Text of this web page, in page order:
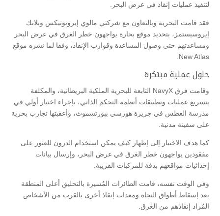
لتنفيذ عمليات إنقاذ في عرض البحر.
فقد قامت البحرية وبالتعاون مع شركتي مالوي إيرونوتيكس وبلانك
إيروسيستمز، بتحديد موقع بحارة يواجهون خطر الغرق في عرض البحر
ومساعدتهم حتى وصول المساعدة وقوارب الإنقاذ، وفقا لما نشره موقع
New Atlas.
حلول عملية مبتكرة
وقامت فرق NavyX التابعة للبحرية الملكية البريطانية، والمكلفة
بتسريع عمليات وتطبيقات أنظمة التحكم الذاتي، بإجراء اختبار أولي في
مدرسة الغطس في جزيرة هورسي ببورتسموث، وأعقبتها تجارب بحرية
على سفينة مدنية.
كما هدف الاختبار إلى إظهار كيف يمكن استخدام الدرون للعثور على
مفقودين يواجهون خطر الغرق في عرض البحر، وإرسال بيانات
إحداثيات مواقعهم بدقة للمركبات القريبة.
وفي الوقت نفسه، قامت الطائرات المُسيرة بالتحليق أعلى المنطقة
بعد إسقاط أطواق النجاة ومعدات إنقاذ أخرى بالقرب من الأشخاص
المُراد إنقاذهم من الغرق.